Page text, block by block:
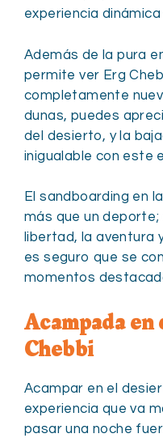
experiencia
Además de la pura
permite ver Erg
completamente
dunas, puedes
del desierto, y la
inigualable con este
El sandboarding en
más que un deporte;
libertad, la aventura
es seguro que se
momentos
Acampada
Chebbi
Acampar en el
experiencia que va
pasar una noche